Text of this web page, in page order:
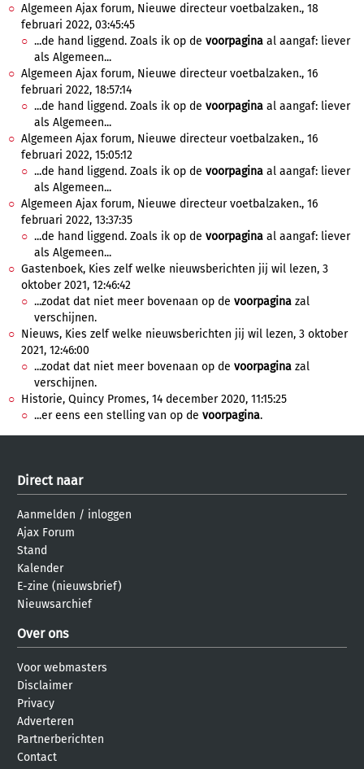
Algemeen Ajax forum, Nieuwe directeur voetbalzaken., 18
februari 2022, 03:45:45
...de hand liggend. Zoals ik op de voorpagina al aangaf: liever
als Algemeen...
Algemeen Ajax forum, Nieuwe directeur voetbalzaken., 16
februari 2022, 18:57:14
...de hand liggend. Zoals ik op de voorpagina al aangaf: liever
als Algemeen...
Algemeen Ajax forum, Nieuwe directeur voetbalzaken., 16
februari 2022, 15:05:12
...de hand liggend. Zoals ik op de voorpagina al aangaf: liever
als Algemeen...
Algemeen Ajax forum, Nieuwe directeur voetbalzaken., 16
februari 2022, 13:37:35
...de hand liggend. Zoals ik op de voorpagina al aangaf: liever
als Algemeen...
Gastenboek, Kies zelf welke nieuwsberichten jij wil lezen, 3
oktober 2021, 12:46:42
...zodat dat niet meer bovenaan op de voorpagina zal
verschijnen.
Nieuws, Kies zelf welke nieuwsberichten jij wil lezen, 3 oktober
2021, 12:46:00
...zodat dat niet meer bovenaan op de voorpagina zal
verschijnen.
Historie, Quincy Promes, 14 december 2020, 11:15:25
...er eens een stelling van op de voorpagina.
Direct naar
Aanmelden / inloggen
Ajax Forum
Stand
Kalender
E-zine (nieuwsbrief)
Nieuwsarchief
Over ons
Voor webmasters
Disclaimer
Privacy
Adverteren
Partnerberichten
Contact